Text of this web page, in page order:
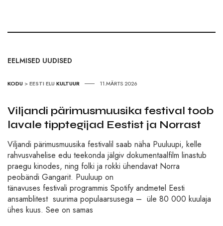
EELMISED UUDISED
KODU >EESTI ELU KULTUUR 11.MÄRTS 2026
Viljandi pärimusmuusika festival toob
lavale tipptegijad Eestist ja Norrast
Viljandi pärimusmuusika festivalil saab näha Puuluupi, kelle
rahvusvahelise edu teekonda jälgiv dokumentaalfilm linastub
praegu kinodes, ning folki ja rokki ühendavat Norra
peobändi Gangarit. Puuluup on
tänavuses festivali programmis Spotify andmetel Eesti
ansamblitest suurima populaarsusega – üle 80 000 kuulaja
ühes kuus. See on samas